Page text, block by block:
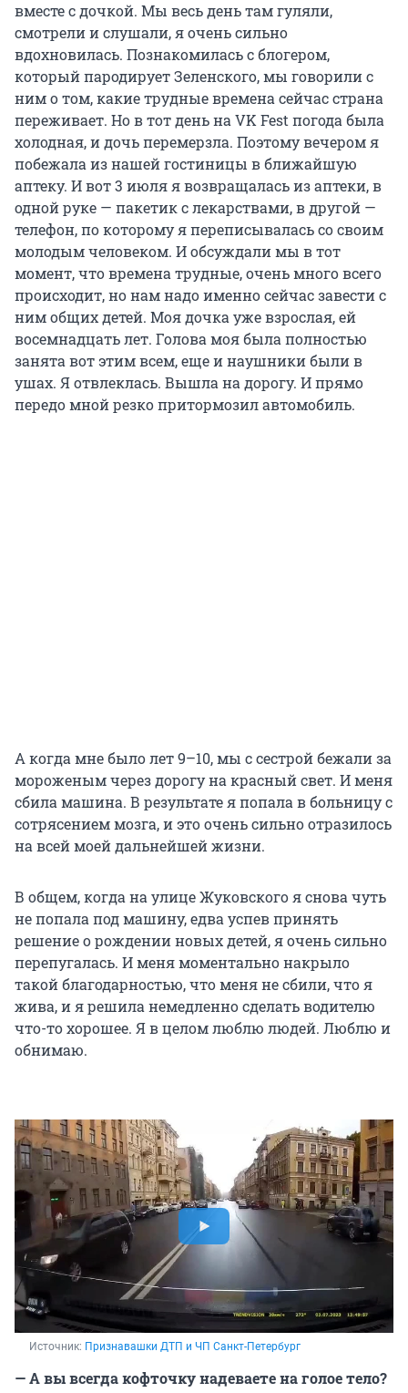
вместе с дочкой. Мы весь день там гуляли,
смотрели и слушали, я очень сильно
вдохновилась. Познакомилась с блогером,
который пародирует Зеленского, мы говорили с
ним о том, какие трудные времена сейчас страна
переживает. Но в тот день на VK Fest погода была
холодная, и дочь перемерзла. Поэтому вечером я
побежала из нашей гостиницы в ближайшую
аптеку. И вот 3 июля я возвращалась из аптеки, в
одной руке — пакетик с лекарствами, в другой —
телефон, по которому я переписывалась со своим
молодым человеком. И обсуждали мы в тот
момент, что времена трудные, очень много всего
происходит, но нам надо именно сейчас завести с
ним общих детей. Моя дочка уже взрослая, ей
восемнадцать лет. Голова моя была полностью
занята вот этим всем, еще и наушники были в
ушах. Я отвлеклась. Вышла на дорогу. И прямо
передо мной резко притормозил автомобиль.
А когда мне было лет 9–10, мы с сестрой бежали за
мороженым через дорогу на красный свет. И меня
сбила машина. В результате я попала в больницу с
сотрясением мозга, и это очень сильно отразилось
на всей моей дальнейшей жизни.
В общем, когда на улице Жуковского я снова чуть
не попала под машину, едва успев принять
решение о рождении новых детей, я очень сильно
перепугалась. И меня моментально накрыло
такой благодарностью, что меня не сбили, что я
жива, и я решила немедленно сделать водителю
что-то хорошее. Я в целом люблю людей. Люблю и
обнимаю.
Источник: Признавашки ДТП и ЧП Санкт-Петербург
— А вы всегда кофточку надеваете на голое тело?